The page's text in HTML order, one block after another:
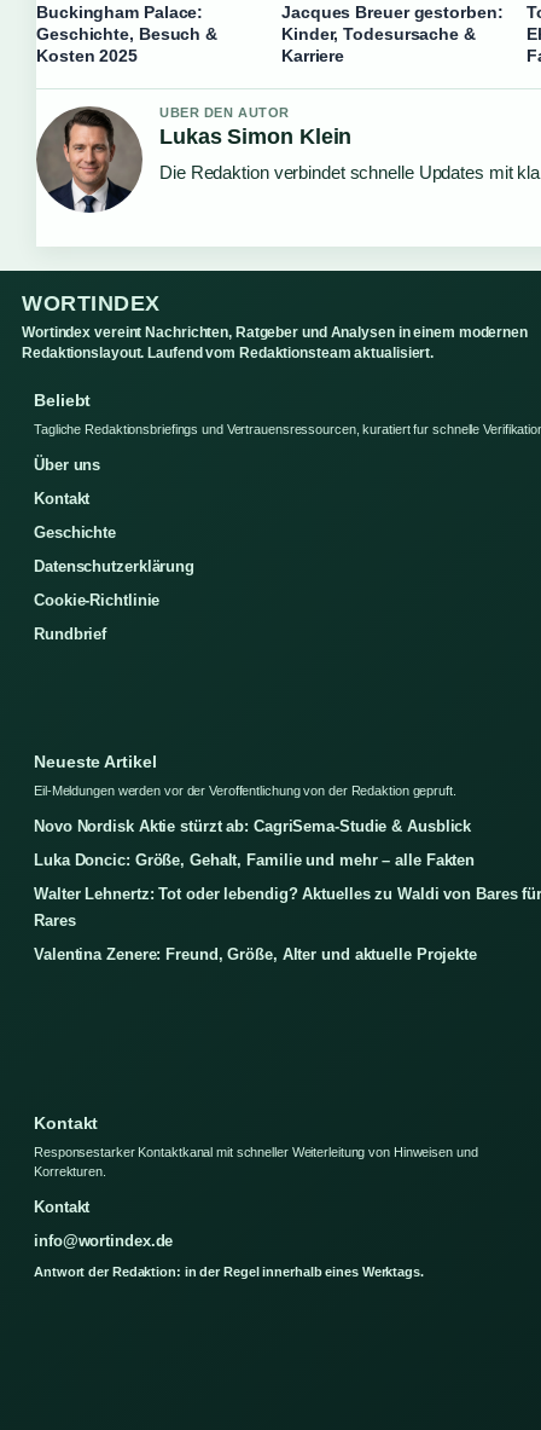
Buckingham Palace:
Geschichte, Besuch &
Kosten 2025
Jacques Breuer gestorben:
Kinder, Todesursache &
Karriere
UBER DEN AUTOR
Lukas Simon Klein
Die Redaktion verbindet schnelle Updates mit
WORTINDEX
Wortindex vereint Nachrichten, Ratgeber und Analysen in einem modernen
Redaktionslayout. Laufend vom Redaktionsteam aktualisiert.
Beliebt
Tagliche Redaktionsbriefings und Vertrauensressourcen, kuratiert fur schnelle
Über uns
Kontakt
Geschichte
Datenschutzerklärung
Cookie-Richtlinie
Rundbrief
Neueste Artikel
Eil-Meldungen werden vor der Veroffentlichung von der Redaktion gepruft.
Novo Nordisk Aktie stürzt ab: CagriSema-Studie & Ausblick
Luka Doncic: Größe, Gehalt, Familie und mehr – alle Fakten
Walter Lehnertz: Tot oder lebendig? Aktuelles zu Waldi von Bares
Rares
Valentina Zenere: Freund, Größe, Alter und aktuelle Projekte
Kontakt
Responsestarker Kontaktkanal mit schneller Weiterleitung von Hinweisen und
Korrekturen.
Kontakt
info@wortindex.de
Antwort der Redaktion: in der Regel innerhalb eines Werktags.